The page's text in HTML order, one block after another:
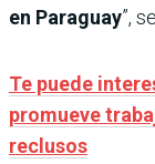
en Paraguay”,
Te puede
promueve
reclusos